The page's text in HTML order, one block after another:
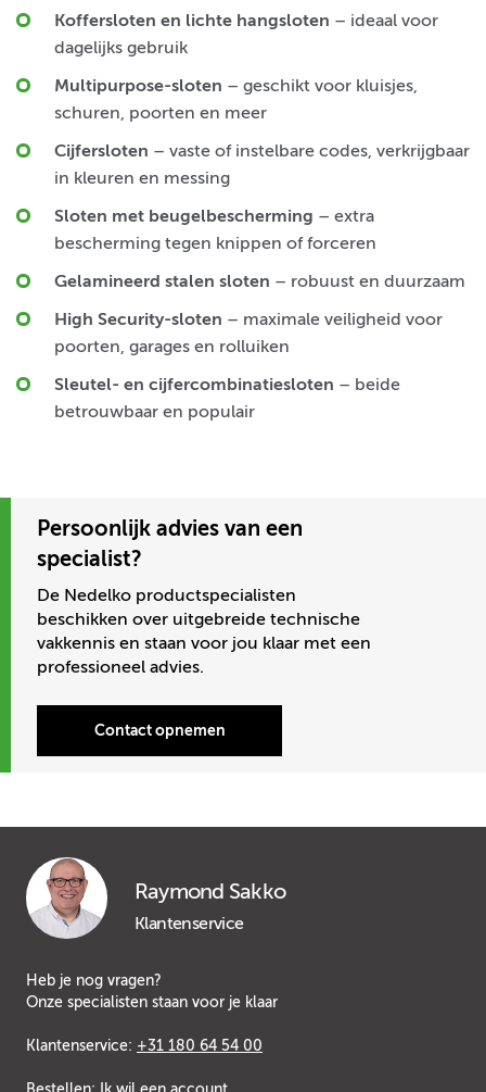
Koffersloten en lichte hangsloten – ideaal voor
dagelijks gebruik
Multipurpose-sloten – geschikt voor kluisjes,
schuren, poorten en meer
Cijfersloten – vaste of instelbare codes, verkrijgbaar
in kleuren en messing
Sloten met beugelbescherming – extra
bescherming tegen knippen of forceren
Gelamineerd stalen sloten – robuust en duurzaam
High Security-sloten – maximale veiligheid voor
poorten, garages en rolluiken
Sleutel- en cijfercombinatiesloten – beide
betrouwbaar en populair
Persoonlijk advies van een
specialist?
De Nedelko productspecialisten
beschikken over uitgebreide technische
vakkennis en staan voor jou klaar met een
professioneel advies.
Contact opnemen
Raymond Sakko
Klantenservice
Heb je nog vragen?
Onze specialisten staan voor je klaar
Klantenservice: +31 180 64 54 00